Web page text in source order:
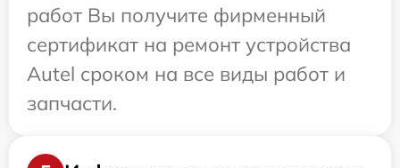
работ Вы получите фирменный
сертификат на ремонт устройства
Autel сроком на все виды работ и
запчасти.